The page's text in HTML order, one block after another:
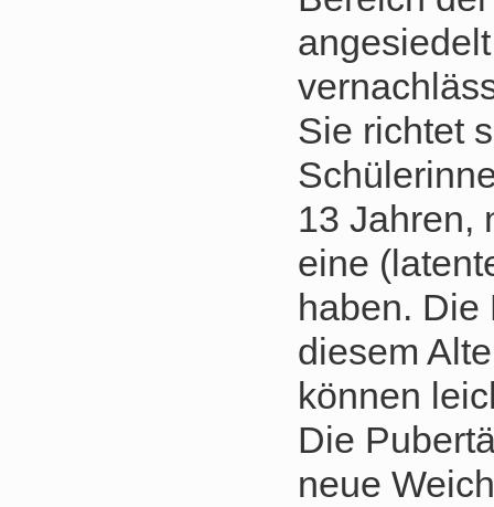
Sie richtet
13 Jahren,
eine
haben.
diesem
können
Die
neue